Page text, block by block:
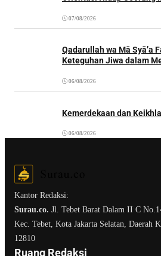
07/08/2026
Qadarullah wa Mā Syā’a
Keteguhan Jiwa dalam
06/08/2026
Kemerdekaan dan
06/08/2026
Kantor Redaksi:
Surau.co. Jl. Tebet Barat Dalam II C
Kec. Tebet, Kota Jakarta Selatan, Daerah
12810
Ruang Redaksi